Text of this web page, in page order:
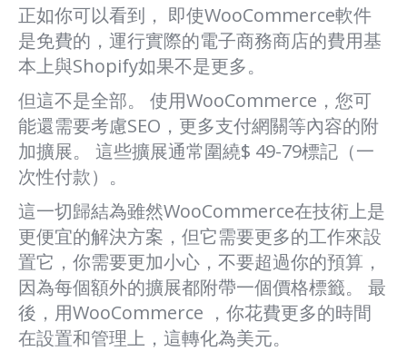
正如你可以看到， 即使WooCommerce軟件
是免費的，運行實際的電子商務商店的費用基
本上與Shopify如果不是更多。
但這不是全部。 使用WooCommerce，您可
能還需要考慮SEO，更多支付網關等內容的附
加擴展。 這些擴展通常圍繞$ 49-79標記（一
次性付款）。
這一切歸結為雖然WooCommerce在技術上是
更便宜的解決方案，但它需要更多的工作來設
置它，你需要更加小心，不要超過你的預算，
因為每個額外的擴展都附帶一個價格標籤。 最
後，用WooCommerce ，你花費更多的時間
在設置和管理上，這轉化為美元。